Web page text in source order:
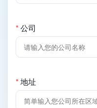
*公司
*地址